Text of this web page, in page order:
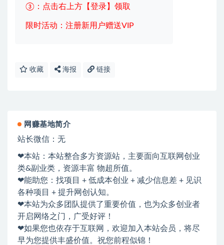
③：点击右上方【登录】领取
限时活动：注册新用户赠送VIP
收藏 海报 链接
网赚基地简介
站长微信：无
❤本站：本站整合多方资源站，主要面向互联网创业
类&副业类，资源丰富 物超所值。
❤能助您：找项目 + 低成本创业 + 减少信息差 + 见识
各种项目 + 提升网创认知。
❤本站为众多团队提供了重要价值，也为众多创业者
开启网络之门，广受好评！
❤如果您也依存于互联网，欢迎加入本站会员，将尽
早为您提供丰盛价值。祝您前程似锦！